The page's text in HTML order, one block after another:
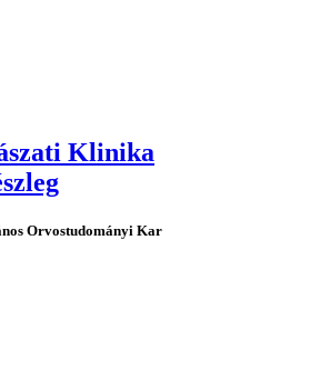
Klinika
Orvostudományi Kar